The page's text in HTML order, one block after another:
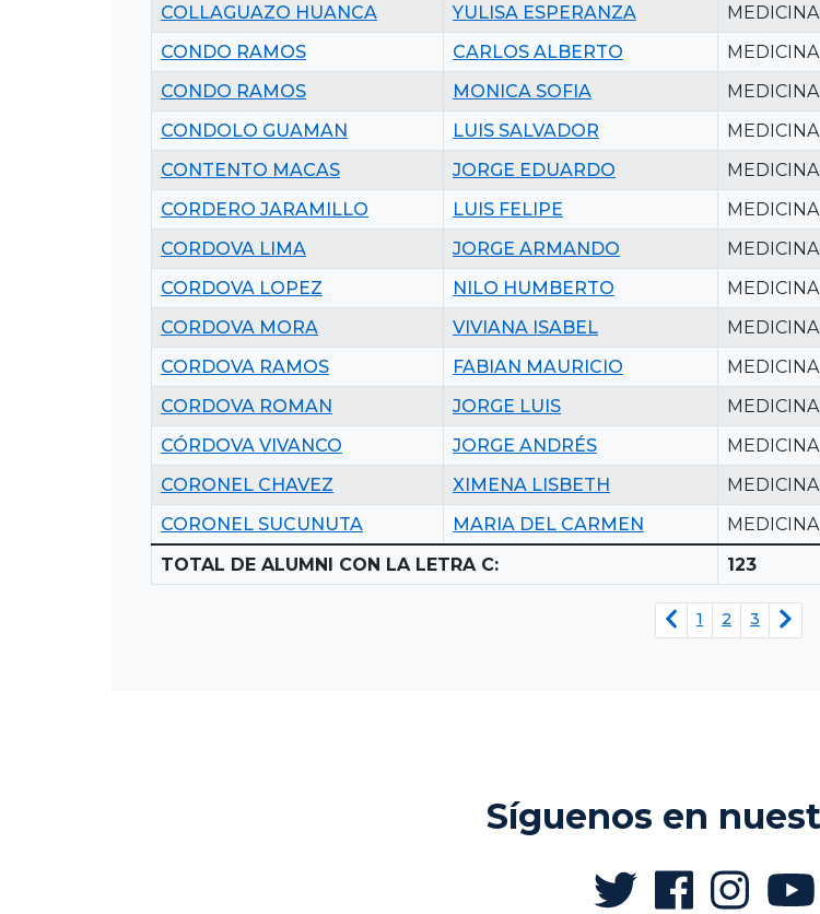
COLLAGUAZO HUANCA
YULISA ESPERANZA
CONDO RAMOS
CARLOS ALBERTO
CONDO RAMOS
MONICA SOFIA
CONDOLO GUAMAN
LUIS SALVADOR
CONTENTO MACAS
JORGE EDUARDO
CORDERO JARAMILLO
LUIS FELIPE
CORDOVA LIMA
JORGE ARMANDO
CORDOVA LOPEZ
NILO HUMBERTO
CORDOVA MORA
VIVIANA ISABEL
CORDOVA RAMOS
FABIAN MAURICIO
CORDOVA ROMAN
JORGE LUIS
CÓRDOVA VIVANCO
JORGE ANDRÉS
CORONEL CHAVEZ
XIMENA LISBETH
CORONEL SUCUNUTA
MARIA DEL CARMEN
TOTAL DE ALUMNI CON LA LETRA C:
123
1 2 3
Síguenos en